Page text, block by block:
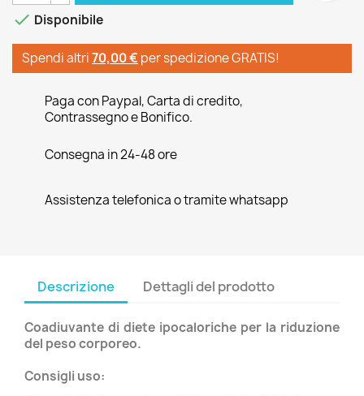
 Disponibile
Spendi altri70,00 € per spedizione GRATIS!
Paga con Paypal, Carta di credito,
Contrassegno e Bonifico.
Consegna in 24-48 ore
Assistenza telefonica o tramite whatsapp
Descrizione Dettagli del prodotto
Coadiuvante di diete ipocaloriche per la riduzione
del peso corporeo.
Consigli uso: